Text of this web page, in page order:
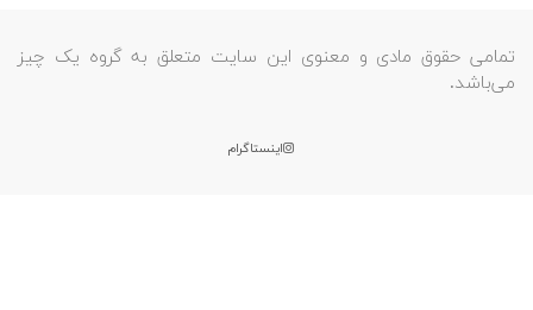
تمامی حقوق مادی و معنوی این سایت متعلق به گروه یک چیز
می‌باشد.
اینستاگرام